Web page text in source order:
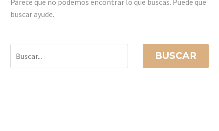
Parece que no podemos encontrar lo que buscas. Puede que
buscar ayude.
BUSCAR